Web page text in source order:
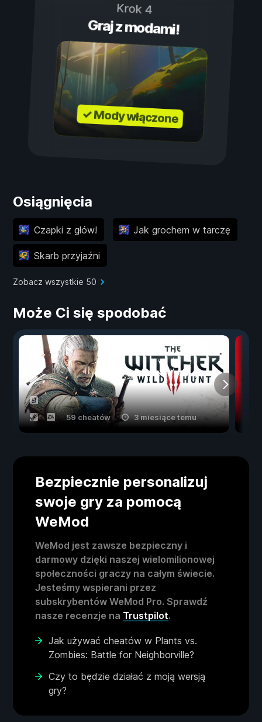
Krok 4
Graj z modami!
✓ Mody włączone
Osiągnięcia
Czapki z głów! Jak grochem w tarczę
Skarb przyjaźni
Zobacz wszystkie 50
Może Ci się spodobać
59 cheatów 3 miesiące temu
Bezpiecznie personalizuj
swoje gry za pomocą
WeMod
WeMod jest zawsze bezpieczny i
darmowy dzięki naszej wielomilionowej
społeczności graczy na całym świecie.
Jesteśmy wspierani przez
subskrybentów WeMod Pro. Sprawdź
nasze recenzje na Trustpilot.
Jak używać cheatów w Plants vs.
Zombies: Battle for Neighborville?
Czy to będzie działać z moją wersją
gry?